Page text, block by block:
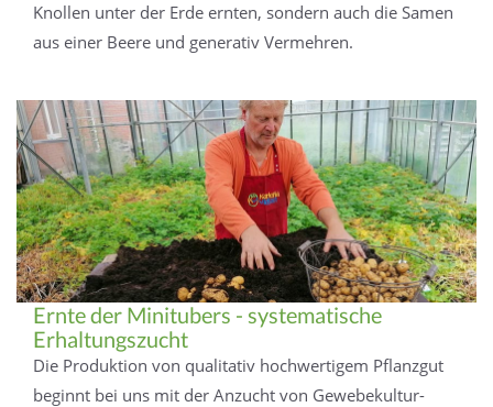
Knollen unter der Erde ernten, sondern auch die Samen
aus einer Beere und generativ Vermehren.
Ernte der Minitubers - systematische
Erhaltungszucht
Die Produktion von qualitativ hochwertigem Pflanzgut
beginnt bei uns mit der Anzucht von Gewebekultur-